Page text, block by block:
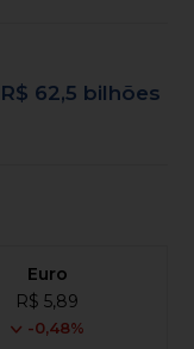
62,5 bilhões
Euro
R$ 5,89
-0,48%